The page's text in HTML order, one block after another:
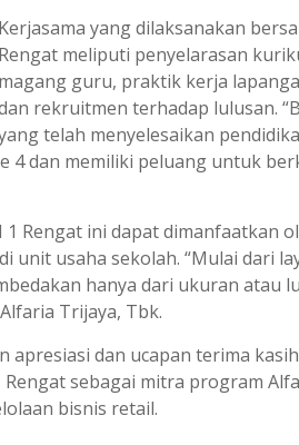
Kerjasama yang dilaksanakan
Rengat meliputi penyelarasan
magang guru, praktik kerja
rekruitmen terhadap lulusan.
telah menyelesaikan
4 dan memiliki peluang untuk
Rengat ini dapat dimanfaatkan
unit usaha sekolah. “Mulai dari
hanya dari ukuran atau
Trijaya, Tbk.
apresiasi dan ucapan terima
sebagai mitra program
bisnis retail.